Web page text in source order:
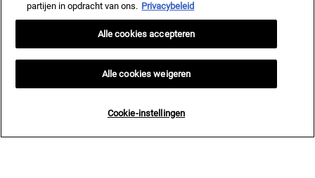
partijen in opdracht van ons. Privacybeleid
Cookie-instellingen
Alle cookies weigeren
Alle cookies accepteren